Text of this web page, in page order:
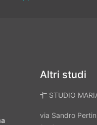
Altri studi
STUDIO
via Sandro